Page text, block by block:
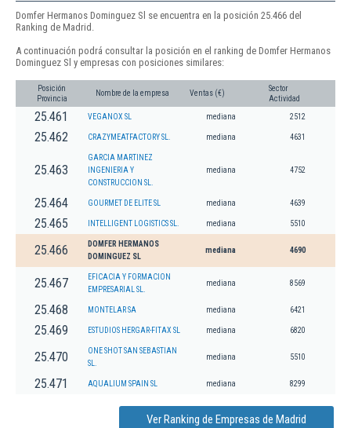
Domfer Hermanos Dominguez Sl se encuentra en la posición 25.466 del
Ranking de Madrid.
A continuación podrá consultar la posición en el ranking de Domfer Hermanos
Dominguez Sl y empresas con posiciones similares:
Posición
Provincia
Nombre de la empresa Ventas (€)
Sector
Actividad
25.461 VEGANOX SL mediana 2512
25.462 CRAZYMEATFACTORY SL. mediana 4631
25.463
GARCIA MARTINEZ
INGENIERIA Y
CONSTRUCCION SL.
mediana 4752
25.464 GOURMET DE ELITE SL mediana 4639
25.465 INTELLIGENT LOGISTICS SL. mediana 5510
25.466
DOMFER HERMANOS
DOMINGUEZ SL
mediana 4690
25.467
EFICACIA Y FORMACION
EMPRESARIAL SL.
mediana 8569
25.468 MONTELAR SA mediana 6421
25.469 ESTUDIOS HERGAR-FITAX SL mediana 6820
25.470
ONE SHOT SAN SEBASTIAN
SL.
mediana 5510
25.471 AQUALIUM SPAIN SL mediana 8299
Ver Ranking de Empresas de Madrid